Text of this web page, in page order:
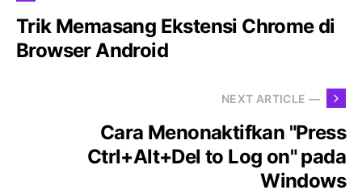
Trik Memasang Ekstensi Chrome di
Browser Android
NEXT ARTICLE —
Cara Menonaktifkan "Press
Ctrl+Alt+Del to Log on" pada
Windows